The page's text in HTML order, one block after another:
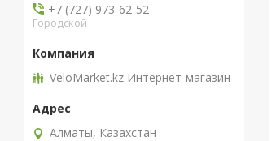
+7 (727) 973-62-52
Городской
VeloMarket.kz Интернет-магазин
Алматы, Казахстан